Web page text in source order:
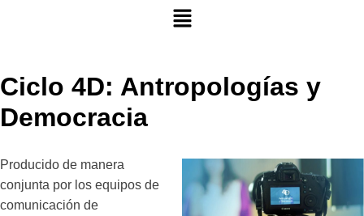
Ciclo 4D: Antropologías y
Democracia
Producido de manera
conjunta por los equipos de
comunicación de